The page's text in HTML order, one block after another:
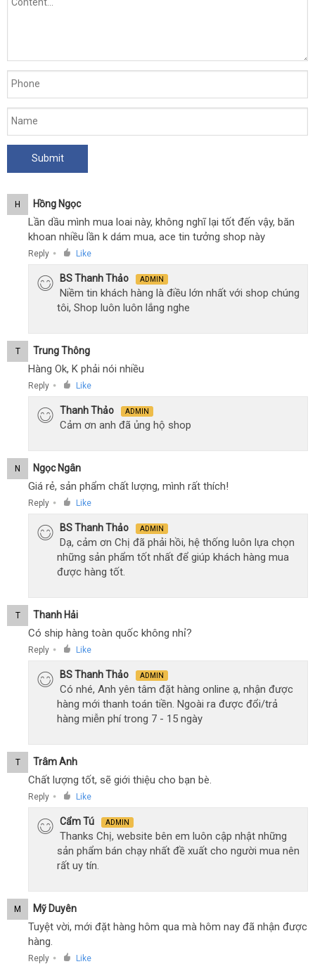
H Hồng Ngọc
Lần dầu mình mua loai này, không nghĩ lại tốt đến vậy, băn
khoan nhiều lần k dám mua, ace tin tưởng shop này
Reply ● Like
BS Thanh Thảo ADMIN
Niềm tin khách hàng là điều lớn nhất với shop chúng
tôi, Shop luôn luôn lắng nghe
T Trung Thông
Hàng Ok, K phải nói nhiều
Reply ● Like
Thanh Thảo ADMIN
Cảm ơn anh đã ủng hộ shop
N Ngọc Ngân
Giá rẻ, sản phẩm chất lượng, mình rất thích!
Reply ● Like
BS Thanh Thảo ADMIN
Dạ, cảm ơn Chị đã phải hồi, hệ thống luôn lựa chọn
những sản phẩm tốt nhất để giúp khách hàng mua
được hàng tốt.
T Thanh Hải
Có ship hàng toàn quốc không nhỉ?
Reply ● Like
BS Thanh Thảo ADMIN
Có nhé, Anh yên tâm đặt hàng online ạ, nhận được
hàng mới thanh toán tiền. Ngoài ra được đổi/trả
hàng miễn phí trong 7 - 15 ngày
T Trâm Anh
Chất lượng tốt, sẽ giới thiệu cho bạn bè.
Reply ● Like
Cẩm Tú ADMIN
Thanks Chị, website bên em luôn cập nhật những
sản phẩm bán chạy nhất đề xuất cho người mua nên
rất uy tín.
M Mỹ Duyên
Tuyệt vời, mới đặt hàng hôm qua mà hôm nay đã nhận được
hàng.
Reply ● Like